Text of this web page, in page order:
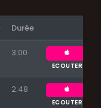
Durée
3:00
ECOUTER
2:48
ECOUTER